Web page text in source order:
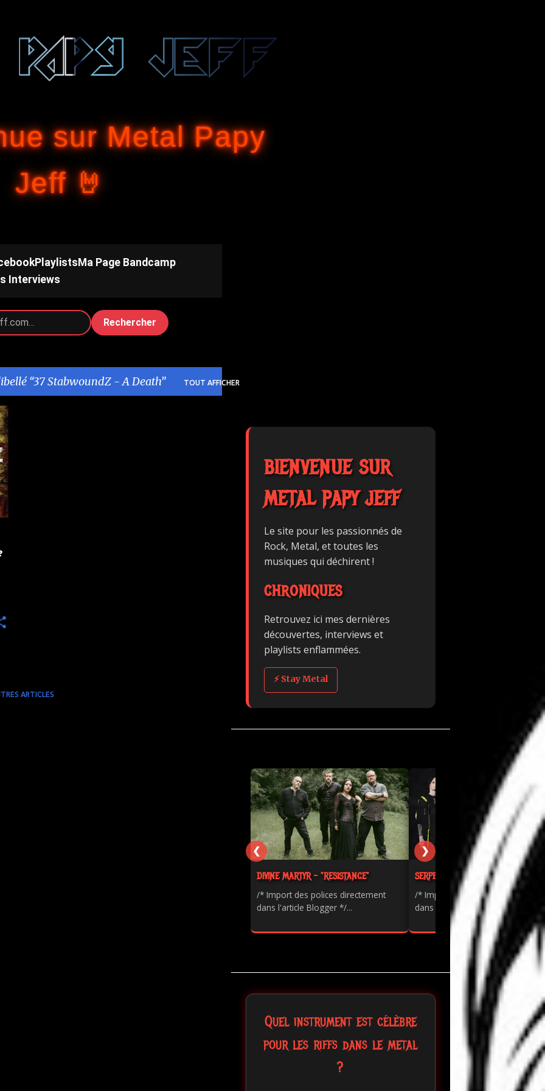
sur Metal Papy
Jeff 🤘
Playlists Ma Page Bandcamp
Interviews
Rechercher
37 StabwoundZ - A Death TOUT AFFICHER
ARTICLES
BIENVENUE SUR
METAL PAPY JEFF
Le site pour les passionnés de
Rock, Metal, et toutes les
musiques qui déchirent !
CHRONIQUES
Retrouvez ici mes dernières
découvertes, interviews et
playlists enflammées.
⚡ Stay Metal
DIVINE MARTYR - "RESISTANCE"
/* Import des polices directement
dans l'article Blogger */...
SERPENTS - "PAINKILLER"
/* Import des polices directement
dans l'article Blogger */...
❮ ❯
Quel instrument est célèbre
pour les riffs dans le metal
?